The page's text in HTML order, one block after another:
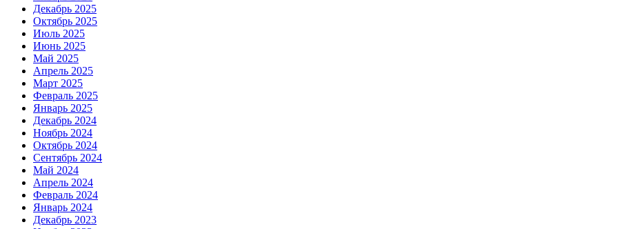
Декабрь 2025
Октябрь 2025
Июль 2025
Июнь 2025
Май 2025
Апрель 2025
Март 2025
Февраль 2025
Январь 2025
Декабрь 2024
Ноябрь 2024
Октябрь 2024
Сентябрь 2024
Май 2024
Апрель 2024
Февраль 2024
Январь 2024
Декабрь 2023